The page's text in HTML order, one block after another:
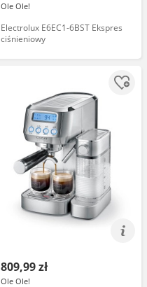
Ole Ole!
Electrolux E6EC1-6BST Ekspres
ciśnieniowy
809,99 zł
Ole Ole!